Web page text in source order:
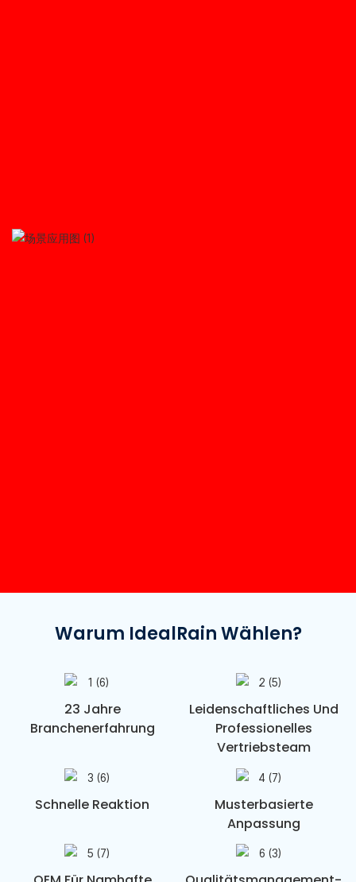
Warum IdealRain Wählen?
23 Jahre
Branchenerfahrung
Leidenschaftliches Und
Professionelles
Vertriebsteam
Schnelle Reaktion
Musterbasierte
Anpassung